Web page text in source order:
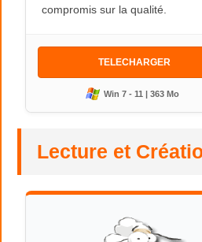
compromis sur la qualité.
TELECHARGER
Win 7 - 11 | 363 Mo
Lecture et